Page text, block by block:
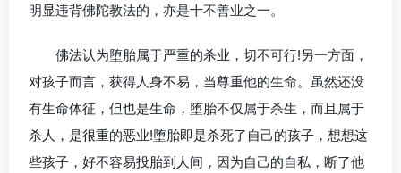
明显违背佛陀教法的，亦是十不善业之一。
佛法认为堕胎属于严重的杀业，切不可行!另一方面，
对孩子而言，获得人身不易，当尊重他的生命。虽然还没
有生命体征，但也是生命，堕胎不仅属于杀生，而且属于
杀人，是很重的恶业!堕胎即是杀死了自己的孩子，想想这
些孩子，好不容易投胎到人间，因为自己的自私，断了他